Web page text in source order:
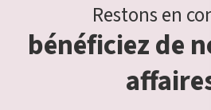
Restons en
bénéficiez de